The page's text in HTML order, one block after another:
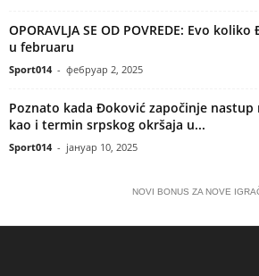
OPORAVLJA SE OD POVREDE: Evo
u februaru
Sport014 - фебруар 2, 2025
Poznato kada Đoković započinje
kao i termin srpskog okršaja u...
Sport014 - јануар 10, 2025
NOVI BONUS ZA NOVE